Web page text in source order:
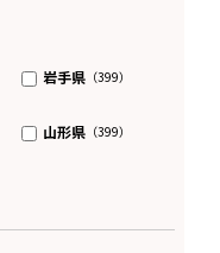
岩手県 （399）
山形県 （399）